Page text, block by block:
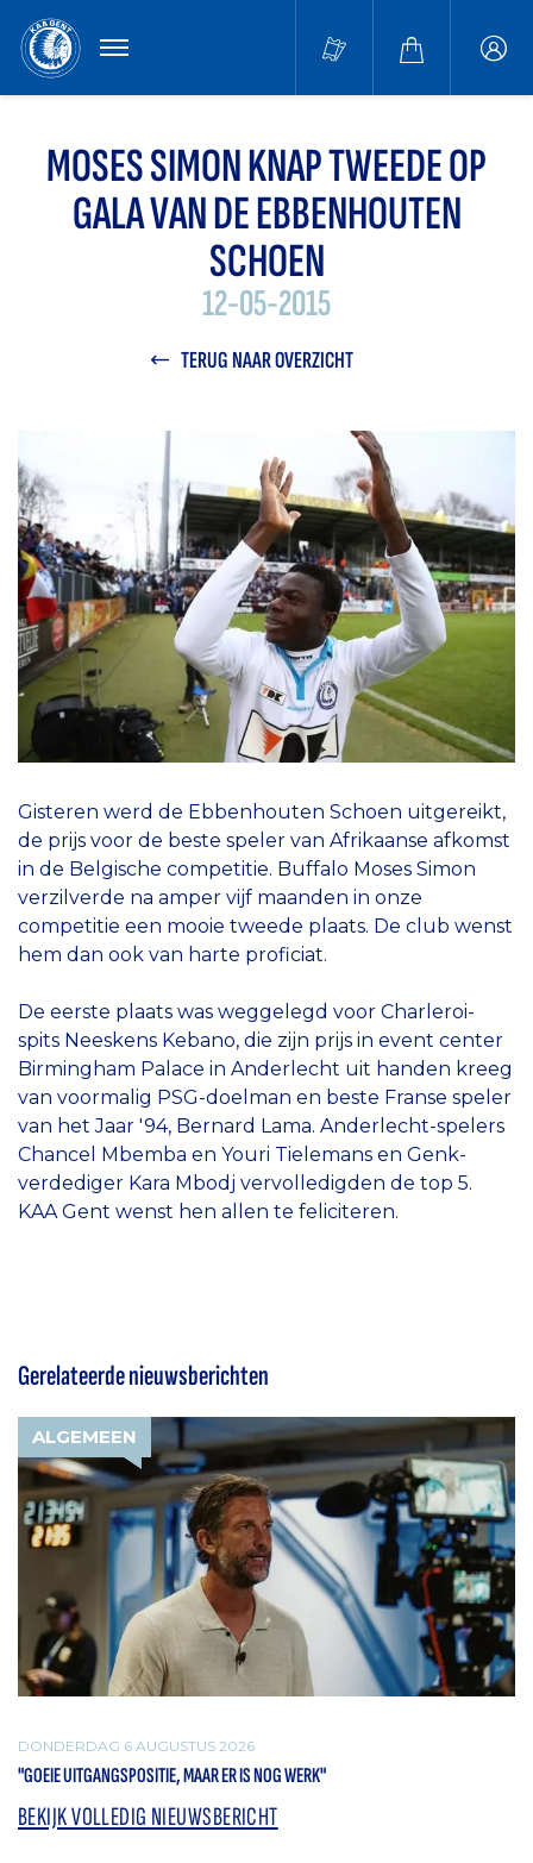
MENU
MOSES SIMON KNAP TWEEDE OP
GALA VAN DE EBBENHOUTEN
SCHOEN
12-05-2015
TERUG NAAR OVERZICHT
Gisteren werd de Ebbenhouten Schoen uitgereikt,
de prijs voor de beste speler van Afrikaanse afkomst
in de Belgische competitie. Buffalo Moses Simon
verzilverde na amper vijf maanden in onze
competitie een mooie tweede plaats. De club wenst
hem dan ook van harte proficiat.
De eerste plaats was weggelegd voor Charleroi-
spits Neeskens Kebano, die zijn prijs in event center
Birmingham Palace in Anderlecht uit handen kreeg
van voormalig PSG-doelman en beste Franse speler
van het Jaar '94, Bernard Lama. Anderlecht-spelers
Chancel Mbemba en Youri Tielemans en Genk-
verdediger Kara Mbodj vervolledigden de top 5.
KAA Gent wenst hen allen te feliciteren.
Gerelateerde nieuwsberichten
ALGEMEEN
DONDERDAG 6 AUGUSTUS 2026
"GOEIE UITGANGSPOSITIE, MAAR ER IS NOG WERK"
BEKIJK VOLLEDIG NIEUWSBERICHT